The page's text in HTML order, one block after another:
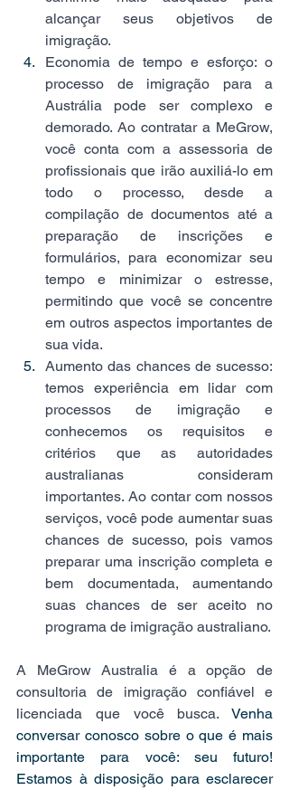
alcançar seus objetivos de
imigração.
Economia de tempo e esforço: o
processo de imigração para a
Austrália pode ser complexo e
demorado. Ao contratar a MeGrow,
você conta com a assessoria de
profissionais que irão auxiliá-lo em
todo o processo, desde a
compilação de documentos até a
preparação de inscrições e
formulários, para economizar seu
tempo e minimizar o estresse,
permitindo que você se concentre
em outros aspectos importantes de
sua vida.
Aumento das chances de sucesso:
temos experiência em lidar com
processos de imigração e
conhecemos os requisitos e
critérios que as autoridades
australianas consideram
importantes. Ao contar com nossos
serviços, você pode aumentar suas
chances de sucesso, pois vamos
preparar uma inscrição completa e
bem documentada, aumentando
suas chances de ser aceito no
A MeGrow Australia é a opção de
consultoria de imigração confiável e
licenciada que você busca. Venha
conversar conosco sobre o que é mais
importante para você: seu futuro!
Estamos à disposição para esclarecer